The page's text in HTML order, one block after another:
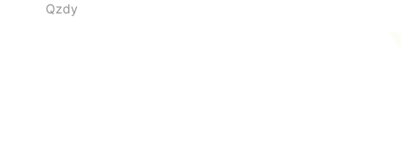
Qzdy